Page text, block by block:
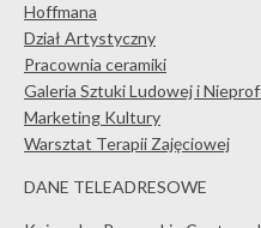
Hoffmana
Dział Artystyczny
Pracownia ceramiki
Galeria Sztuki Ludowej i
Marketing Kultury
Warsztat Terapii Zajęciowej
DANE TELEADRESOWE